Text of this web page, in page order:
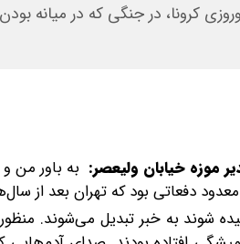
کرونا، در جنگی که در میانه
موزه خیابان ولیعصر: به باور من و
معدود دفعاتی بود که تهران بعد از
شوند به خبر تبدیل